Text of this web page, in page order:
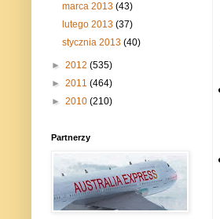
marca 2013(43)
lutego 2013(37)
stycznia 2013(40)
► 2012 (535)
► 2011 (464)
► 2010 (210)
Partnerzy